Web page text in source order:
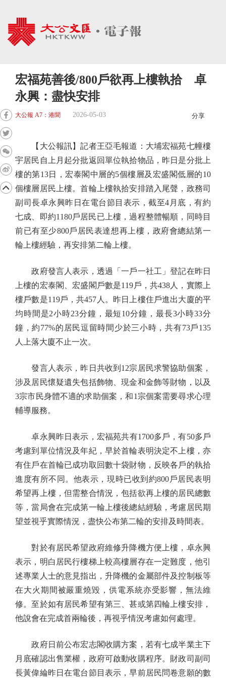
宏福苑善後/800戶欲再上樓執拾 卓
永興：盡快安排
大公報 A7：港聞 2026-05-03 分享
【大公報訊】記者王亞毛報道：大埔宏福苑七幢樓
宇居民自上月起分批返回單位執拾物品，昨日是分批上
樓的第13日，宏泰閣中層的5個樓層及宏盛閣低層的10
個樓層居民上樓。首輪上樓執拾安排踏入尾聲，政務司
副司長卓永興昨日在電台節目表示，截至4月底，有約
七成、即約1180戶居民已上樓，過程整體暢順，同時目
前已有至少800戶居民表達想再上樓，政府會總結第一
輪上樓經驗，再安排第二輪上樓。
政府發言人表示，透過「一戶一社工」登記在昨日
上樓的宏泰閣、宏盛閣戶數是119戶，共438人，實際上
樓戶數是119戶，共457人。昨日上樓住戶進出大廈的平
均時間是2小時23分鐘，最短10分鐘，最長3小時33分
鐘，約77%的居民逗留時間少於三小時，共有73戶135
人上落大廈不止一次。
發言人表示，昨日共收到12宗居民求警協助個案，
涉及居民懷疑遺失包括飾物、現金和金飾等財物，以及
3宗市民身體不適的求助個案，和1宗個案需要尋求心理
輔導服務。
卓永興昨日表示，宏福苑共有1700多戶，有50多戶
考慮到單位情況及年紀，早於首輪表明決定不上樓，亦
有住戶在首輪已成功取回數十袋財物，反映各戶的執拾
進度有所不同。他表示，現時已收到約800戶居民表明
希望再上樓，但需整合情況，包括欲再上樓的居民總數
等，當局會在完成第一輪上樓後總結經驗，考慮居民期
望並視乎實際情況，盡快公布第二輪的安排及時間表。
對於有居民希望政府維修升降機方便上樓，卓永興
表示，明白居民行樓梯上較高樓層存在一定難度，他引
述專業人士的意見指出，升降機的金屬部件及控制板等
在大火期間被嚴重燒毀，供電系統亦受影響，無法維
修。至於如有居民希望有第三、甚或第四輪上樓安排，
他說會在完成首兩輪後，再視乎情況考慮如何處理。
政府日前公布宏志閣收購方案，若有七成半業主下
月底確認出售業權，政府可啟動收購程序。財政司副司
長黃偉綸昨日在電台節目表示，早前居民問卷意願的數